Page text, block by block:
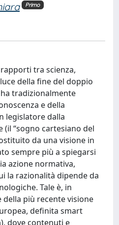
Primo
tra scienza,
della fine del doppio
tradizionalmente
e della
legislatore dalla
“sogno cartesiano del
da una visione in
sempre più a spiegarsi
azione normativa,
la razionalità dipende da
Tale è, in
della più recente visione
definita smart
dove contenuti e